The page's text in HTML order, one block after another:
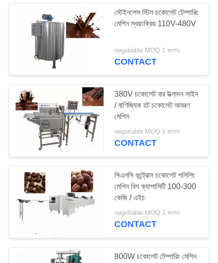
PRIVACY
POLICY
বেকারি উত্পাদন সরঞ্জাম
স্বয়ংক্রিয় খাদ্য প্যাকিং
মেশিন
34
স্টেইনলেস স্টিল চকোলেট টেম্পারিং
মেশিন স্বয়ংক্রিয় 110V-480V
negotiable MOQ:1 জামায়
CONTACT
380V চকোলেট বার উত্পাদন লাইন
/ বাণিজ্যিক হট চকোলেট আবরণ
মেশিন
negotiable MOQ:1 জামায়
CONTACT
পিএলসি কন্ট্রোল চকোলেট পলিশিং
মেশিন বিগ ক্যাপাসিটি 100-300
কেজি / এইচ
negotiable MOQ:1 জামায়
CONTACT
800W চকোলেট টেম্পারিং মেশিন